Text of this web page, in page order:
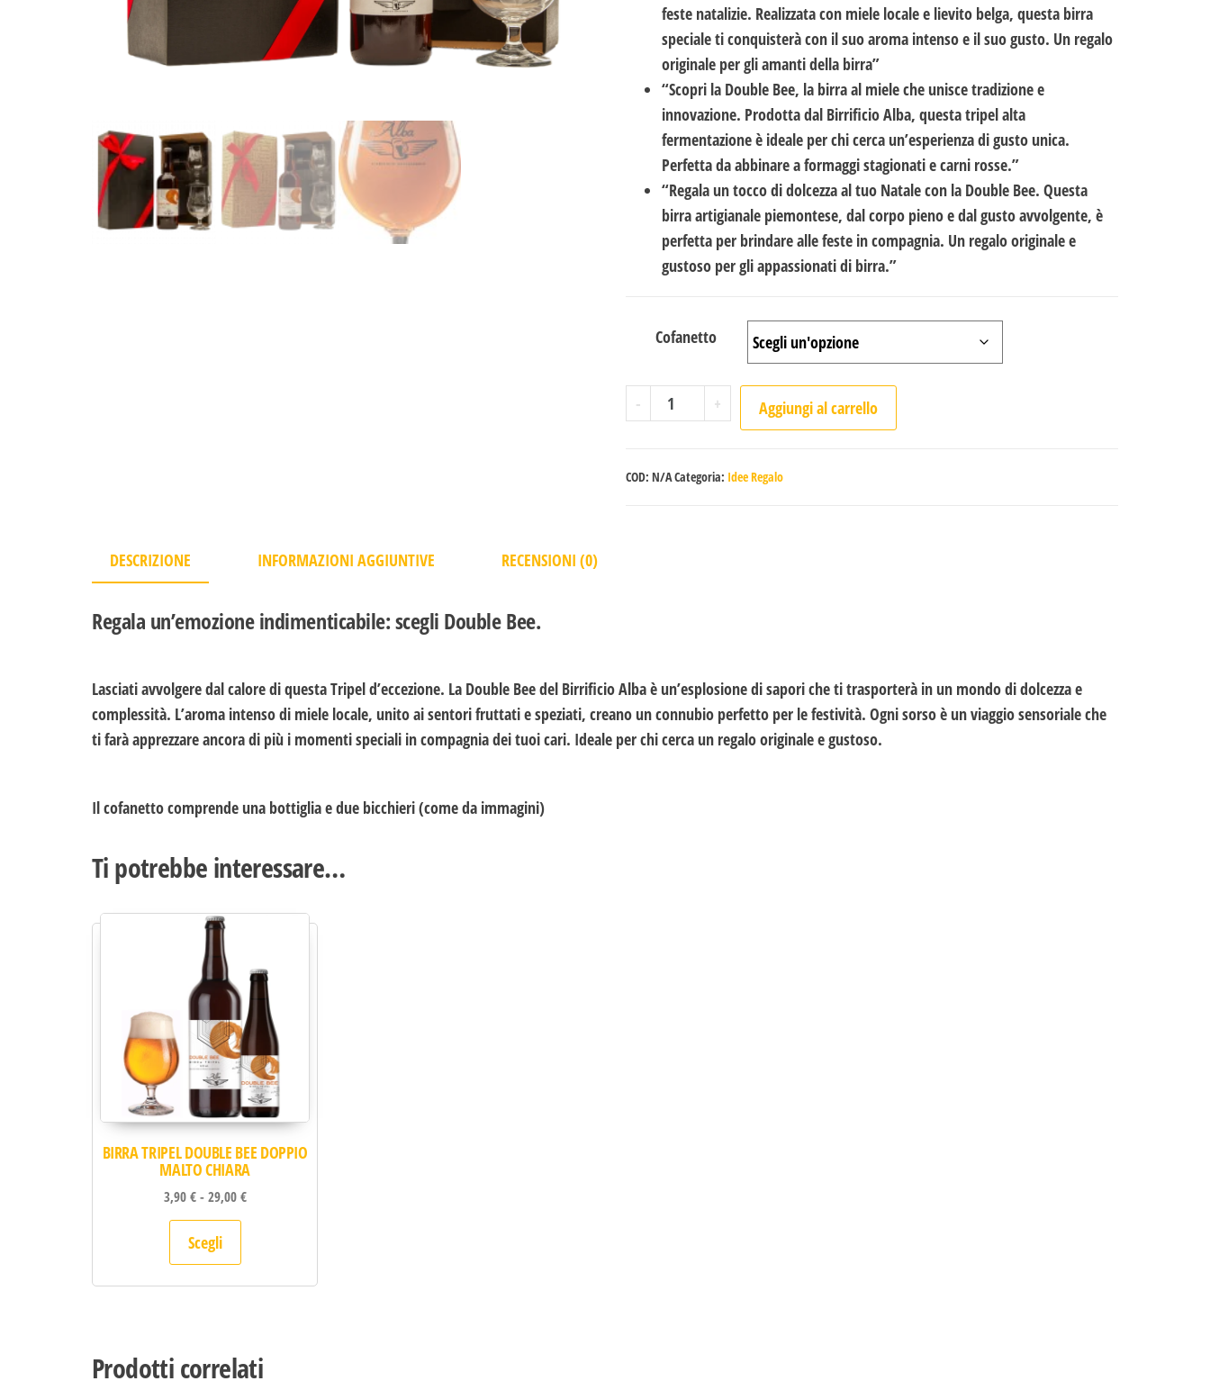
feste natalizie. Realizzata con miele locale e lievito belga, questa birra
speciale ti conquisterà con il suo aroma intenso e il suo gusto. Un regalo
originale per gli amanti della birra”
“Scopri la Double Bee, la birra al miele che unisce tradizione e
innovazione. Prodotta dal Birrificio Alba, questa tripel alta
fermentazione è ideale per chi cerca un’esperienza di gusto unica.
Perfetta da abbinare a formaggi stagionati e carni rosse.”
“Regala un tocco di dolcezza al tuo Natale con la Double Bee. Questa
birra artigianale piemontese, dal corpo pieno e dal gusto avvolgente, è
perfetta per brindare alle feste in compagnia. Un regalo originale e
gustoso per gli appassionati di birra.”
Cofanetto
- Double Bee un abbraccio natalizio in ogni sorso e un regalo originale quantità
+ Aggiungi al carrello
COD: N/ACategoria: Idee Regalo
DESCRIZIONE INFORMAZIONI AGGIUNTIVE RECENSIONI (0)
Regala un’emozione indimenticabile: scegli Double Bee.
Lasciati avvolgere dal calore di questa Tripel d’eccezione. La Double Bee del Birrificio Alba è un’esplosione di sapori che ti trasporterà in un mondo di dolcezza e
complessità. L’aroma intenso di miele locale, unito ai sentori fruttati e speziati, creano un connubio perfetto per le festività. Ogni sorso è un viaggio sensoriale che
ti farà apprezzare ancora di più i momenti speciali in compagnia dei tuoi cari. Ideale per chi cerca un regalo originale e gustoso.
Il cofanetto comprende una bottiglia e due bicchieri (come da immagini)
Ti potrebbe interessare…
BIRRA TRIPEL DOUBLE BEE DOPPIO
MALTO CHIARA
3,90€ - 29,00€Fascia di prezzo: da 3,90 € a 29,00 €
Scegli
Questo prodotto ha più varianti. Le opzioni possono essere scelte nella pagina del prodotto
Prodotti correlati